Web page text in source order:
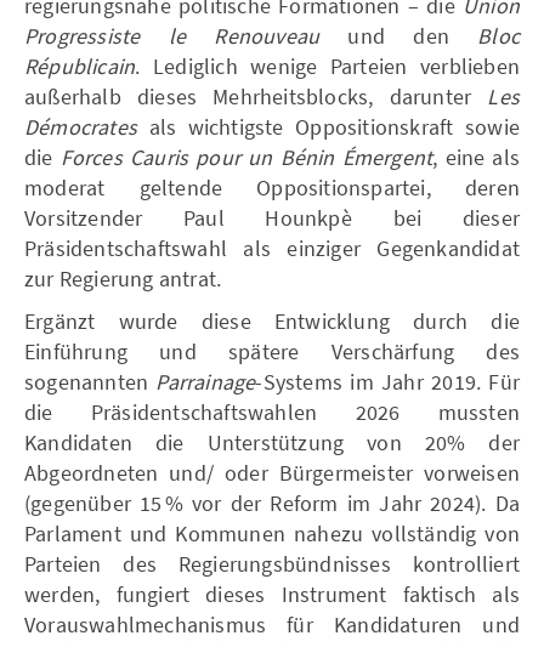
Progressiste le Renouveauund den Bloc
Républicain. Lediglich wenige Parteien verblieben
außerhalb dieses Mehrheitsblocks, darunter Les
Démocratesals wichtigste Oppositionskraft sowie
die Forces Cauris pour un Bénin Émergent, eine als
moderat geltende Oppositionspartei, deren
Vorsitzender Paul Hounkpè bei dieser
Präsidentschaftswahl als einziger Gegenkandidat
zur Regierung antrat.
Ergänzt wurde diese Entwicklung durch die
Einführung und spätere Verschärfung des
sogenannten Parrainage-Systems im Jahr 2019. Für
die Präsidentschaftswahlen 2026 mussten
Kandidaten die Unterstützung von 20% der
Abgeordneten und/ oder Bürgermeister vorweisen
(gegenüber 15 % vor der Reform im Jahr 2024). Da
Parlament und Kommunen nahezu vollständig von
Parteien des Regierungsbündnisses kontrolliert
werden, fungiert dieses Instrument faktisch als
Vorauswahlmechanismus für Kandidaturen und